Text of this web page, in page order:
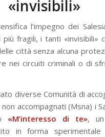
«invisibili»
l’impegno dei
fragili, i tanti «invisibili»
città senza alcuna
nei circuiti criminali o di
diverse Comunità di
accompagnati (Msna) i
«M’interesso di te»,
in forma